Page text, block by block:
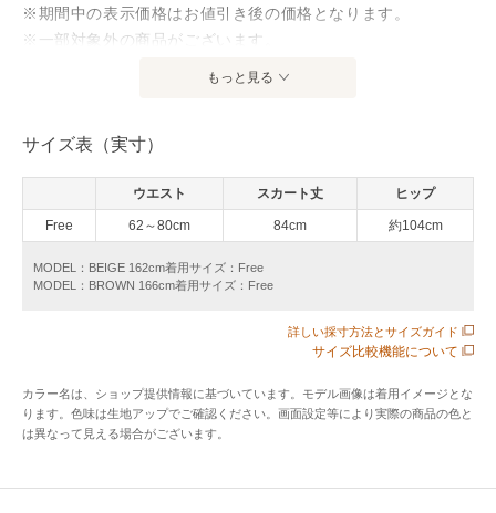
※期間中の表示価格はお値引き後の価格となります。
※一部対象外の商品がございます。
清涼感のある風合いと、すっきり見えを叶えるシルエットが
魅力のスカート。
綿の柔らかさとリネンの清涼感を併せ持った、軽やかな素材
感が魅力のギャザースカート。
ウエストはゴム仕様でストレスフリーな穿き心地でありなが
の広がりを抑え、すっきりとした上品なシルエットに仕上げ
右側には便利なシームポケットを配し、日常使いに嬉しい実
用性もプラスしました。
もっと見る
サイズ表（実寸）
ウエスト スカート丈 ヒップ
Free 62～80cm 84cm 約104cm
MODEL：BEIGE 162cm着用サイズ：Free
MODEL：BROWN 166cm着用サイズ：Free
詳しい採寸方法とサイズガイド
サイズ比較機能について
カラー名は、ショップ提供情報に基づいています。モデル画像は着用イメージとな
ります。色味は生地アップでご確認ください。画面設定等により実際の商品の色と
は異なって見える場合がございます。